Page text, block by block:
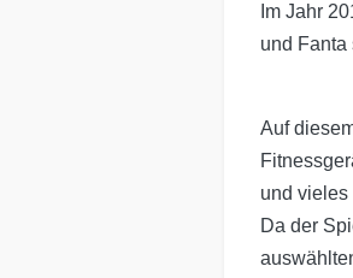
Im Jahr
und Fanta
Auf
und vieles
Da der